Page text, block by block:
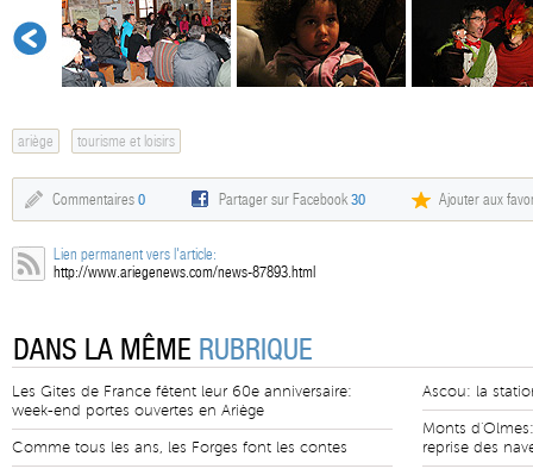
ariège tourisme et loisirs
Commentaires 0 Partager sur Facebook30 Ajouter aux
Lien permanent vers l'article:
http://www.ariegenews.com/news-87893.html
DANS LA MÊME RUBRIQUE
Les Gites de France fêtent leur 60e anniversaire:
week-end portes ouvertes en Ariège
Comme tous les ans, les Forges font les contes
Ascou: la
Monts
reprise des